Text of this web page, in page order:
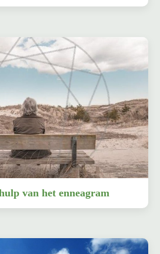
van het enneagram